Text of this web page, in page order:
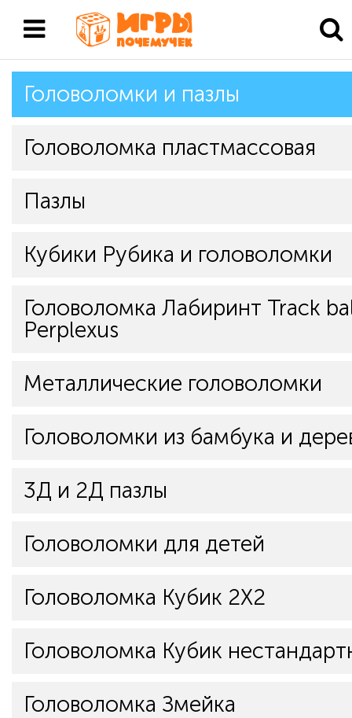
Головоломки и пазлы
Головоломка пластмассовая
Пазлы
Кубики Рубика и головоломки
Головоломка Лабиринт Track
Perplexus
Металлические головоломки
Головоломки из бамбука и
3Д и 2Д пазлы
Головоломки для детей
Головоломка Кубик 2Х2
Головоломка Кубик
Головоломка Змейка